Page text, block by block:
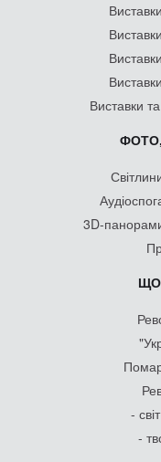
Виставки
ФОТО,
3D-
ЩО
-
-